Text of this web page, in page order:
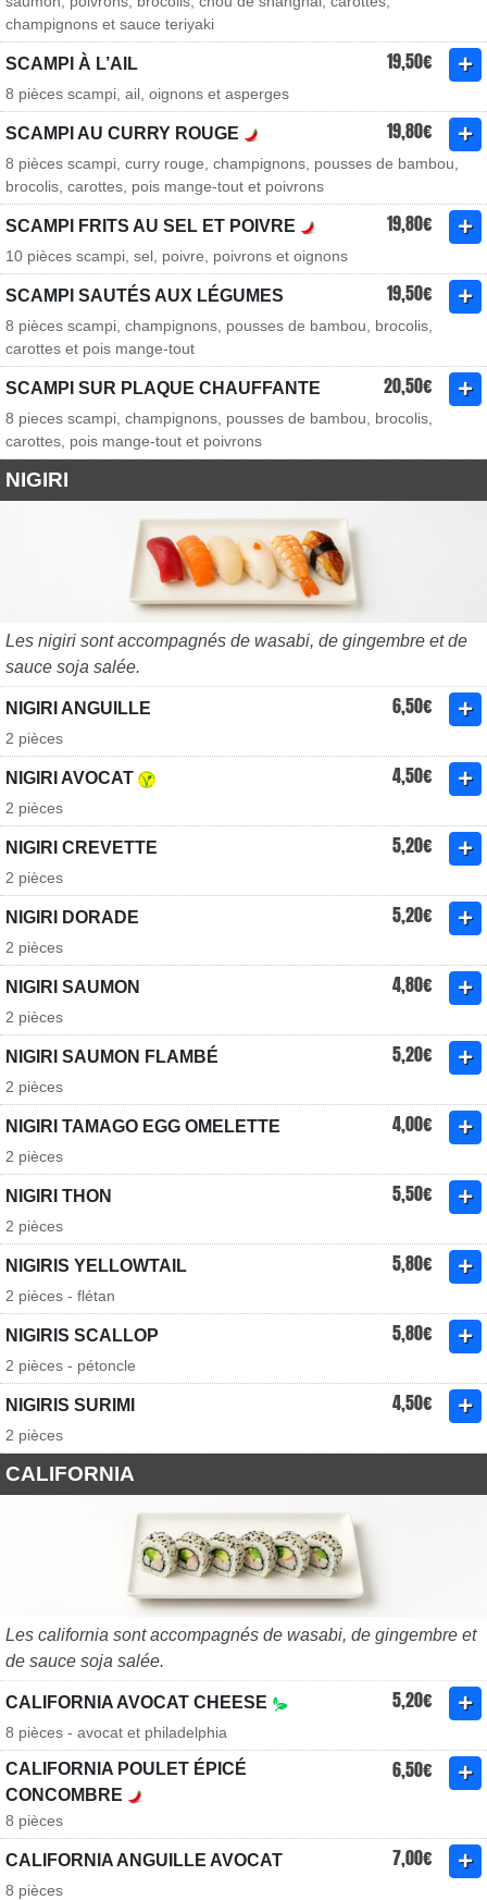
champignons et sauce teriyaki
SCAMPI À L’AIL 19,50€
8 pièces scampi, ail, oignons et asperges
SCAMPI AU CURRY ROUGE 19,80€
8 pièces scampi, curry rouge, champignons, pousses de bambou,
brocolis, carottes, pois mange-tout et poivrons
SCAMPI FRITS AU SEL ET POIVRE 19,80€
10 pièces scampi, sel, poivre, poivrons et oignons
SCAMPI SAUTÉS AUX LÉGUMES 19,50€
8 pièces scampi, champignons, pousses de bambou, brocolis,
carottes et pois mange-tout
SCAMPI SUR PLAQUE CHAUFFANTE 20,50€
8 pieces scampi, champignons, pousses de bambou, brocolis,
carottes, pois mange-tout et poivrons
NIGIRI
Les nigiri sont accompagnés de wasabi, de gingembre et de
sauce soja salée.
NIGIRI ANGUILLE 6,50€
2 pièces
NIGIRI AVOCAT 4,50€
2 pièces
NIGIRI CREVETTE 5,20€
2 pièces
NIGIRI DORADE 5,20€
2 pièces
NIGIRI SAUMON 4,80€
2 pièces
NIGIRI SAUMON FLAMBÉ 5,20€
2 pièces
NIGIRI TAMAGO EGG OMELETTE 4,00€
2 pièces
NIGIRI THON 5,50€
2 pièces
NIGIRIS YELLOWTAIL 5,80€
2 pièces - flétan
NIGIRIS SCALLOP 5,80€
2 pièces - pétoncle
NIGIRIS SURIMI 4,50€
2 pièces
CALIFORNIA
Les california sont accompagnés de wasabi, de gingembre et
de sauce soja salée.
CALIFORNIA AVOCAT CHEESE 5,20€
8 pièces - avocat et philadelphia
CALIFORNIA POULET ÉPICÉ
CONCOMBRE
6,50€
8 pièces
CALIFORNIA ANGUILLE AVOCAT 7,00€
8 pièces